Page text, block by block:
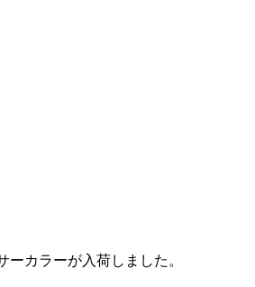
カラーが入荷しました。